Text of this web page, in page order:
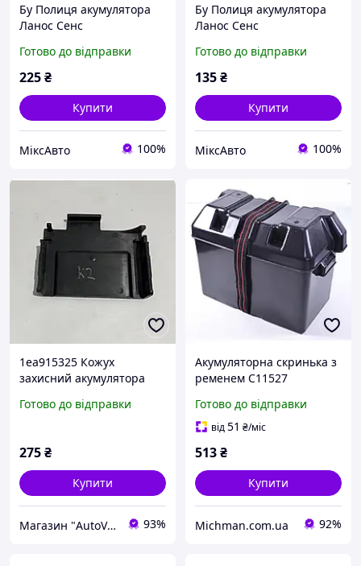
Бу Полиця акумулятора
Ланос Сенс
Готово до відправки
225₴
Купити
МіксАвто 100%
Бу Полиця акумулятора
Ланос Сенс
Готово до відправки
135₴
Купити
МіксАвто 100%
1ea915325 Кожух
захисний акумулятора
ID4 ID.3 ID.5
Готово до відправки
275₴
Купити
Магазин "AutoVisage" 93%
Акумуляторна скринька з
ременем C11527
Готово до відправки
від51 ₴/міс
513₴
Купити
Michman.com.ua 92%